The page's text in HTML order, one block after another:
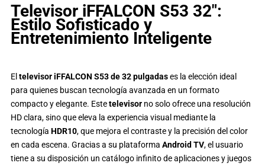
Televisor iFFALCON S53 32″:
Estilo Sofisticado y
Entretenimiento Inteligente
El televisor iFFALCON S53 de 32 pulgadases la elección ideal
para quienes buscan tecnología avanzada en un formato
compacto y elegante. Estetelevisor no solo ofrece una resolución
HD clara, sino que eleva la experiencia visual mediante la
tecnología HDR10, que mejora el contraste y la precisión del color
en cada escena. Gracias a su plataforma Android TV, el usuario
tiene a su disposición un catálogo infinito de aplicaciones y juegos